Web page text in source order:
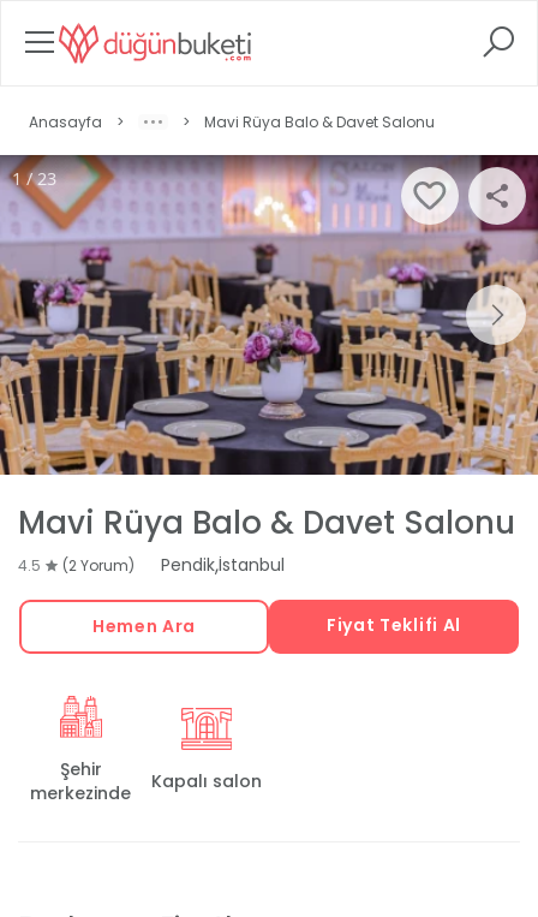
Anasayfa > > Mavi Rüya Balo & Davet Salonu
1 / 23
Mavi Rüya Balo & Davet Salonu
4.5 (2 Yorum) Pendik,İstanbul
Hemen Ara Fiyat Teklifi Al
Şehir
merkezinde
Kapalı salon